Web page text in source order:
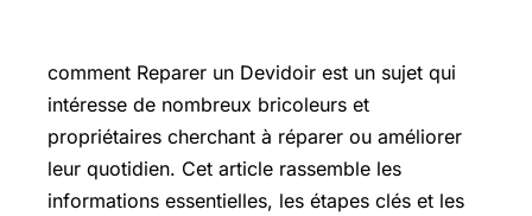
comment Reparer un Devidoir est un sujet qui
intéresse de nombreux bricoleurs et
propriétaires cherchant à réparer ou améliorer
leur quotidien. Cet article rassemble les
informations essentielles, les étapes clés et les